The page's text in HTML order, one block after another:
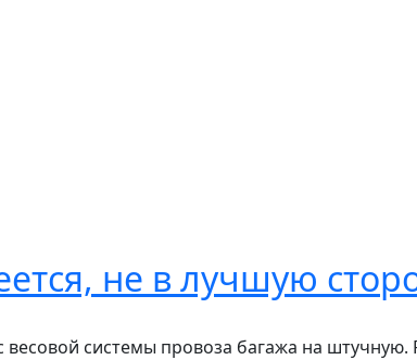
не в лучшую
системы провоза багажа на